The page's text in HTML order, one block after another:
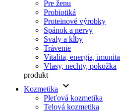
Pre ženu
Probiotiká
Proteinové výrobky
Spánok a nervy
Svaly a kĺby
Trávenie
Vitalita, energia, imunita
Vlasy, nechty, pokožka
produkt
Kozmetika
keyboard_arrow_down
Pleťová kozmetika
Telová kozmetika